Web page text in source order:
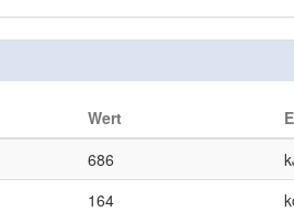
Wert
686
164